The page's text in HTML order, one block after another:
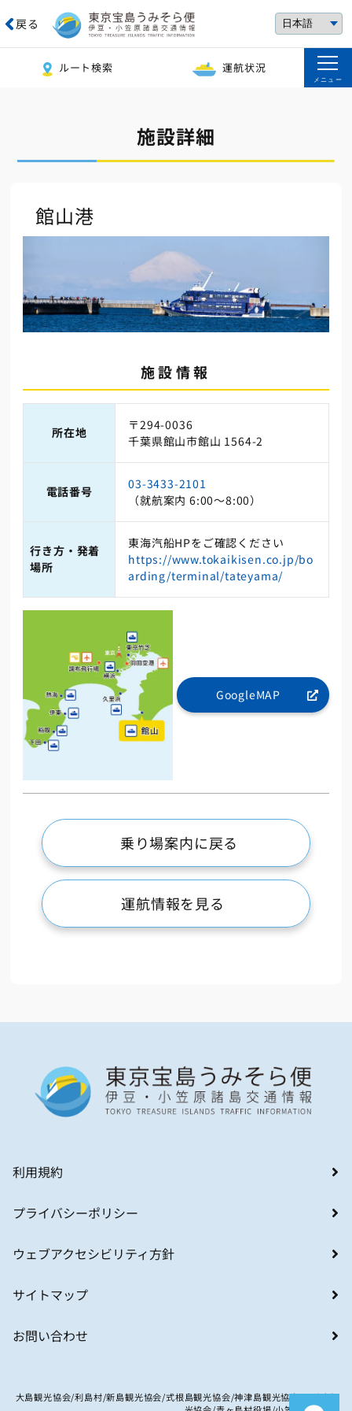
戻る
ルート検索 運航状況
メニュー
施設詳細
館山港
施設情報
所在地
〒294-0036
千葉県館山市館山 1564-2
電話番号
03-3433-2101
（就航案内 6:00～8:00）
行き方・発着
場所
東海汽船HPをご確認ください
https://www.tokaikisen.co.jp/bo
arding/terminal/tateyama/
GoogleMAP
乗り場案内に戻る
運航情報を見る
利用規約
プライバシーポリシー
ウェブアクセシビリティ方針
サイトマップ
お問い合わせ
大島観光協会/利島村/新島観光協会/式根島観光協会/神津島観光協会/八丈島観